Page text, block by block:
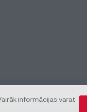
informācijas varat